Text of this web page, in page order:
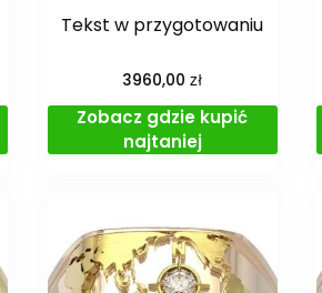
Tekst w przygotowaniu
3960,00zł
Zobacz gdzie kupić
najtaniej